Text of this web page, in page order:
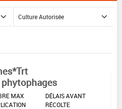
MAX
DÉLAIS AVANT
RÉCOLTE